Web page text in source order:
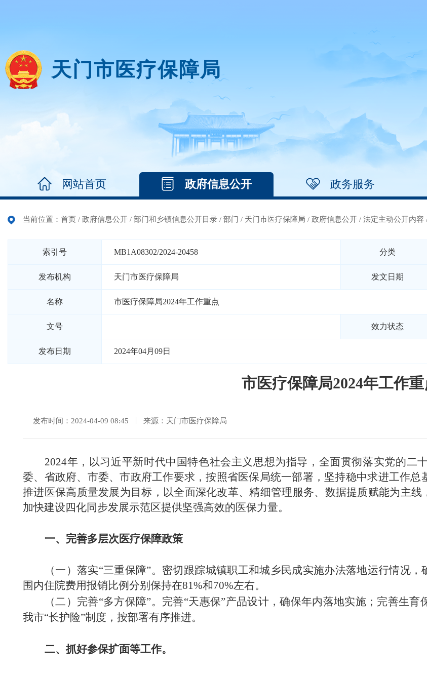
天门市医疗保障局
网站首页 政府信息公开 政务服务
当前位置： 首页 / 政府信息公开 / 部门和乡镇信息公开目录 / 部门 / 天门市医疗保障局 / 政府信息公开 / 法定主动公开内容
索引号 MB1A08302/2024-20458 分类
发布机构 天门市医疗保障局 发文日期
名称 市医疗保障局2024年工作重点
文号 效力状态
发布日期 2024年04月09日
市医疗保障局2024年工作重
发布时间：2024-04-09 08:45 来源：天门市医疗保障局
2024年，以习近平新时代中国特色社会主义思想为指导，全面贯彻落实党的二
委、省政府、市委、市政府工作要求，按照省医保局统一部署，坚持稳中求进工作
推进医保高质量发展为目标，以全面深化改革、精细管理服务、数据提质赋能为主线
加快建设四化同步发展示范区提供坚强高效的医保力量。
一、完善多层次医疗保障政策
（一）落实“三重保障”。密切跟踪城镇职工和城乡民成实施办法落地运行情况
围内住院费用报销比例分别保持在81%和70%左右。
（二）完善“多方保障”。完善“天惠保”产品设计，确保年内落地实施；完善生
我市“长护险”制度，按部署有序推进。
二、抓好参保扩面等工作。